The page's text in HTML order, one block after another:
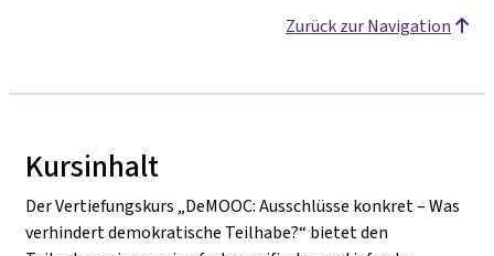
Zurück zur Navigation
Kursinhalt
Der Vertiefungskurs „DeMOOC: Ausschlüsse konkret – Was
verhindert demokratische Teilhabe?“ bietet den